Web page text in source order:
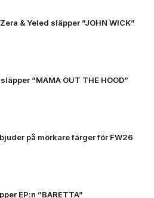
& Yeled släpper ”JOHN WICK”
”MAMA OUT THE HOOD”
på mörkare färger för FW26
EP:n ”BARETTA”